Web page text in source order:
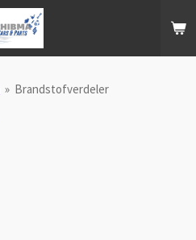
» Brandstofverdeler